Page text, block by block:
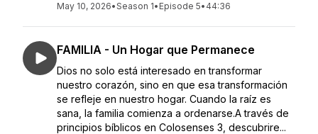
May 10, 2026•Season 1• Episode 5• 44:36
FAMILIA - Un Hogar que Permanece
Dios no solo está interesado en transformar
nuestro corazón, sino en que esa transformación
se refleje en nuestro hogar. Cuando la raíz es
sana, la familia comienza a ordenarse.A través de
principios bíblicos en Colosenses 3, descubrire...